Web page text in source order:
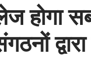
होगा